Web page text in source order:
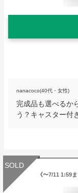
nanacoco(40代・女性)
完成品も選べるか
う？キャスター付
SOLD